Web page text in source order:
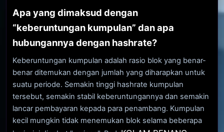
Apa yang dimaksud dengan
“keberuntungan kumpulan” dan apa
hubungannya dengan hashrate?
Keberuntungan kumpulan adalah rasio blok yang benar-
benar ditemukan dengan jumlah yang diharapkan untuk
suatu periode. Semakin tinggi hashrate kumpulan
tersebut, semakin stabil keberuntungannya dan semakin
lancar pembayaran kepada para penambang. Kumpulan
kecil mungkin tidak menemukan blok selama beberapa